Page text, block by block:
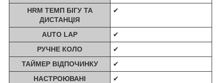
HRM ТЕМП БІГУ ТА
ДИСТАНЦІЯ
✔
AUTO LAP
✔
РУЧНЕ КОЛО
✔
ТАЙМЕР ВІДПОЧИНКУ
✔
НАСТРОЮВАНІ
✔